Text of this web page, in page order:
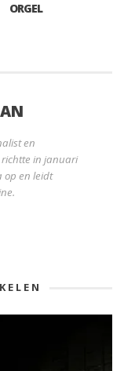
ORGEL
en
in januari
op en leidt